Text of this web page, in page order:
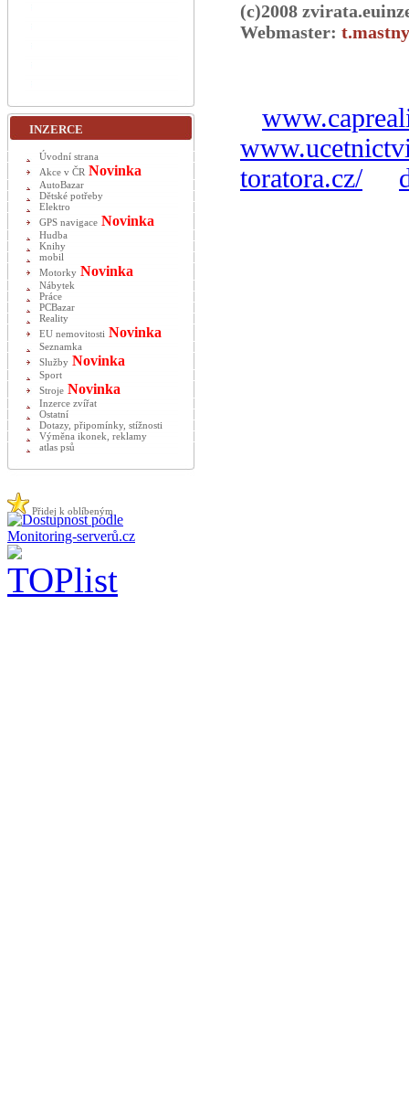
(c)2008
Webmaster:
toratora.cz/
INZERCE
Úvodní strana
Akce v ČR Novinka
AutoBazar
Dětské potřeby
Elektro
GPS navigace Novinka
Hudba
Knihy
mobil
Motorky Novinka
Nábytek
Práce
PCBazar
Reality
EU nemovitosti Novinka
Seznamka
Služby Novinka
Sport
Stroje Novinka
Inzerce zvířat
Ostatní
Dotazy, připomínky, stížnosti
Výměna ikonek, reklamy
atlas psů
Přidej k oblíbeným